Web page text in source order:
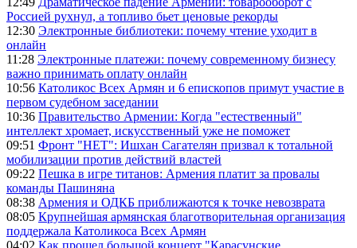
Россией рухнул, а топливо бьет ценовые рекорды
12:30 Электронные библиотеки: почему чтение уходит в
онлайн
11:28 Электронные платежи: почему современному бизнесу
важно принимать оплату онлайн
10:56 Католикос Всех Армян и 6 епископов примут участие в
первом судебном заседании
10:36 Правительство Армении: Когда "естественный"
интеллект хромает, искусственный уже не поможет
09:51 Фронт "НЕТ": Ишхан Сагателян призвал к тотальной
мобилизации против действий властей
09:22 Пешка в игре титанов: Армения платит за провалы
команды Пашиняна
08:38 Армения и ОДКБ приближаются к точке невозврата
08:05 Крупнейшая армянская благотворительная организация
поддержала Католикоса Всех Армян
04:02 Как прошел большой концерт "Карасунские